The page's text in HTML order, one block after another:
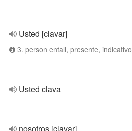
Usted [clavar]
3. person entall, presente, indicativo
Usted clava